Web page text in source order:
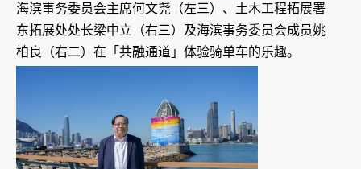
海滨事务委员会主席何文尧（左三）、土木工程拓展署
东拓展处处长梁中立（右三）及海滨事务委员会成员姚
柏良（右二）在「共融通道」体验骑单车的乐趣。